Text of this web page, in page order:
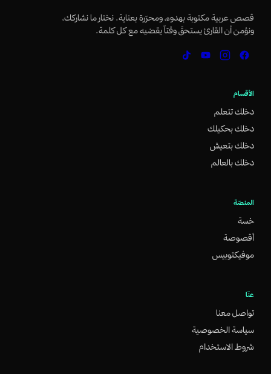
قصص عربية مكتوبة بهدوء، ومحرّرة بعناية. نختار ما نشاركك،
ونؤمن أن القارئ يستحقّ وقتاً يقضيه مع كل كلمة.
الأقسام
دخلك تتعلم
دخلك بحكيلك
دخلك بتعيش
دخلك بالعالم
المنصّة
خسة
أقصوصة
موفيكتوبيس
عنّا
تواصل معنا
سياسة الخصوصية
شروط الاستخدام